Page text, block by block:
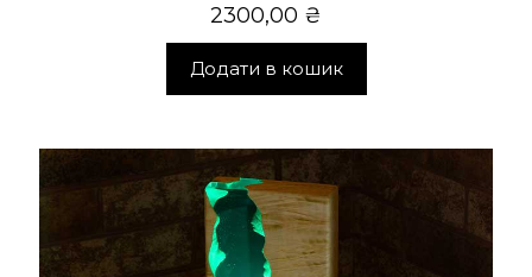
2300,00 ₴
Додати в кошик